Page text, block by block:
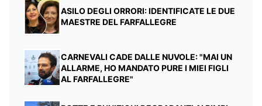
ASILO DEGLI ORRORI: IDENTIFICATE LE DUE
MAESTRE DEL FARFALLEGRE
CARNEVALI CADE DALLE NUVOLE: "MAI UN
ALLARME, HO MANDATO PURE I MIEI FIGLI
AL FARFALLEGRE"